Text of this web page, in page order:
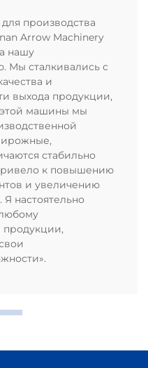
производства
Arrow Machinery
нашу
Мы сталкивались с
и
выхода продукции,
машины мы
стабильно
к повышению
и увеличению
Я настоятельно